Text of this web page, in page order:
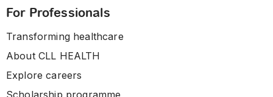
For Professionals
Transforming healthcare
About CLL HEALTH
Explore careers